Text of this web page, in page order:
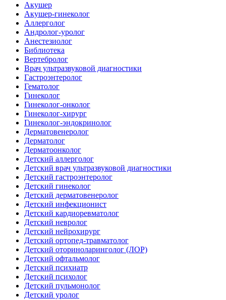
Акушер
Акушер-гинеколог
Аллерголог
Андролог-уролог
Анестезиолог
Библиотека
Вертебролог
Врач ультразвуковой диагностики
Гастроэнтеролог
Гематолог
Гинеколог
Гинеколог-онколог
Гинеколог-хирург
Гинеколог-эндокринолог
Дерматовенеролог
Дерматолог
Дерматоонколог
Детский аллерголог
Детский врач ультразвуковой диагностики
Детский гастроэнтеролог
Детский гинеколог
Детский дерматовенеролог
Детский инфекционист
Детский кардиоревматолог
Детский невролог
Детский нейрохирург
Детский ортопед-травматолог
Детский оториноларинголог (ЛОР)
Детский офтальмолог
Детский психиатр
Детский психолог
Детский пульмонолог
Детский уролог